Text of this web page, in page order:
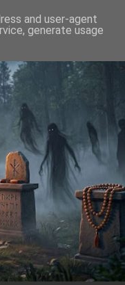
and user-agent
generate usage